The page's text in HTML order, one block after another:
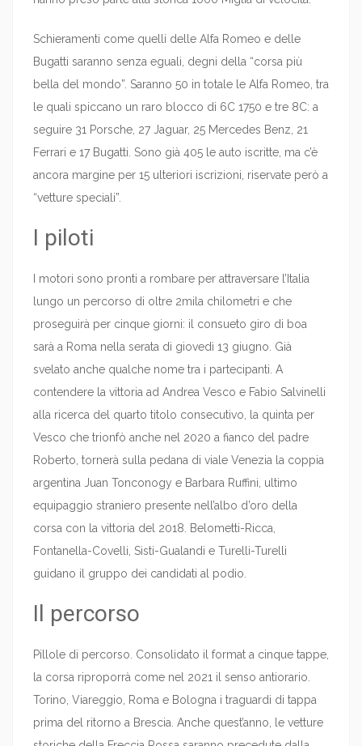
Schieramenti come quelli delle Alfa Romeo e delle
Bugatti saranno senza eguali, degni della “corsa più
bella del mondo”. Saranno 50 in totale le Alfa Romeo, tra
le quali spiccano un raro blocco di 6C 1750 e tre 8C: a
seguire 31 Porsche, 27 Jaguar, 25 Mercedes Benz, 21
Ferrari e 17 Bugatti. Sono già 405 le auto iscritte, ma c’è
ancora margine per 15 ulteriori iscrizioni, riservate però a
“vetture speciali”.
I piloti
I motori sono pronti a rombare per attraversare l’Italia
lungo un percorso di oltre 2mila chilometri e che
proseguirà per cinque giorni: il consueto giro di boa
sarà a Roma nella serata di giovedì 13 giugno. Già
svelato anche qualche nome tra i partecipanti. A
contendere la vittoria ad Andrea Vesco e Fabio Salvinelli
alla ricerca del quarto titolo consecutivo, la quinta per
Vesco che trionfò anche nel 2020 a fianco del padre
Roberto, tornerà sulla pedana di viale Venezia la coppia
argentina Juan Tonconogy e Barbara Ruffini, ultimo
equipaggio straniero presente nell’albo d’oro della
corsa con la vittoria del 2018. Belometti-Ricca,
Fontanella-Covelli, Sisti-Gualandi e Turelli-Turelli
guidano il gruppo dei candidati al podio.
Il percorso
Pillole di percorso. Consolidato il format a cinque tappe,
la corsa riproporrà come nel 2021 il senso antiorario.
Torino, Viareggio, Roma e Bologna i traguardi di tappa
prima del ritorno a Brescia. Anche quest’anno, le vetture